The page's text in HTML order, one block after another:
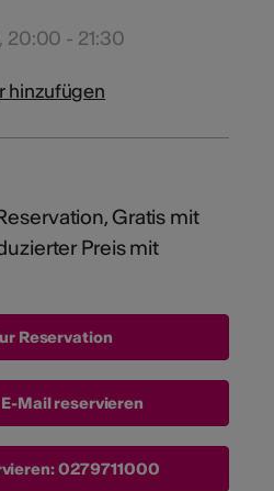
20:00 - 21:30
hinzufügen
Gratis mit
Preis mit
Mail reservieren
0279711000